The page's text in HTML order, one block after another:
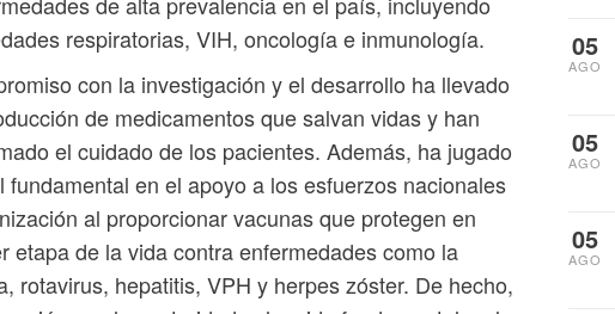
respiratorias, VIH, oncología e inmunología.
con la investigación y el desarrollo ha llevado
de medicamentos que salvan vidas y han
el cuidado de los pacientes. Además, ha jugado
fundamental en el apoyo a los esfuerzos nacionales
al proporcionar vacunas que protegen en
etapa de la vida contra enfermedades como la
rotavirus, hepatitis, VPH y herpes zóster. De hecho,
05
AGO
05
AGO
05
AGO